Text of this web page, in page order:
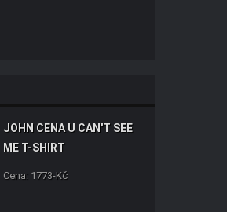
JOHN CENA U CAN'T SEE
ME T-SHIRT
Cena: 1773-Kč